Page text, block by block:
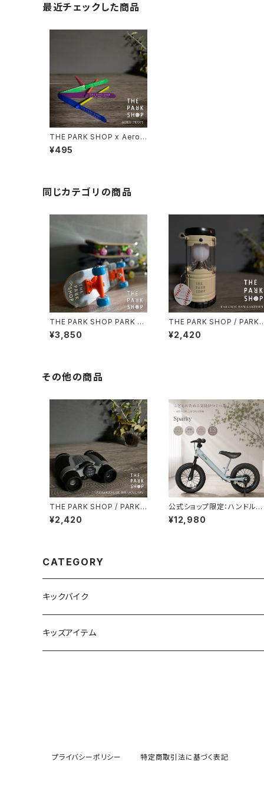
最近チェックした商品
THE PARK SHOP x Aero
Props 竹とんぼ ドラゴンフラ
イ Dragonfly
¥495
同じカテゴリの商品
THE PARK SHOP PARK B
OY スケートボード スケボー
子供 幼児
¥3,850
THE PARK SHOP / PARKB
OY FAN LANTERN TPS-3
39
¥2,420
その他の商品
THE PARK SHOP / PARKR
ANGER BINOCULARS TP
S-425 4×30mmガリレオ式
¥2,420
公式ショップ限定：ハンドルバ
ーパッドプレゼント【組立・整
備済】 ブレーキ付ゴムタイヤ
¥12,980
CATEGORY
キックバイク
車体
キッズアイテム
プライバシーポリシー 特定商取引法に基づく表記